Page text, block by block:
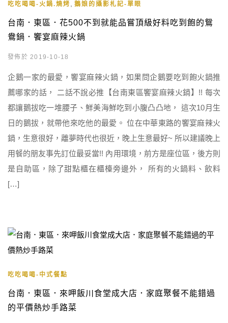
吃吃喝喝-火鍋.燒烤 鵝娘的攝影札記-單眼
台南．東區．花500不到就能品嘗頂級好料吃到飽的鴛
鴦鍋．饗宴麻辣火鍋
發佈於 2019-10-18
企鵝一家的最愛，饗宴麻辣火鍋，如果問企鵝要吃到飽火鍋推
薦哪家的話， 二話不說必推【台南東區饗宴麻辣火鍋】!! 每次
都讓鵝拔吃一堆腰子、鮮美海鮮吃到小腹凸凸地， 這次10月生
日的鵝拔，就帶他來吃他的最愛。 位在中華東路的饗宴麻辣火
鍋，生意很好，離夢時代也很近，晚上生意最好~ 所以建議晚上
用餐的朋友事先訂位最妥當!! 內用環境，前方是座位區，後方則
是自助區，除了甜點櫃在櫃檯旁邊外， 所有的火鍋料、飲料
[…]
吃吃喝喝-中式餐點
台南．東區．來呷飯川食堂成大店．家庭聚餐不能錯過
的平價熱炒手路菜